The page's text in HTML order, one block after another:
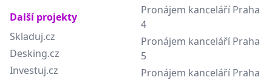
Další projekty
Skladuj.cz
Desking.cz
Investuj.cz
Pronájem kanceláří Praha
4
Pronájem kanceláří Praha
5
Pronájem kanceláří Praha